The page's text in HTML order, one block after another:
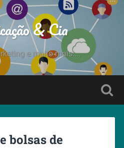
& Cia
e muito mais....
bolsas de